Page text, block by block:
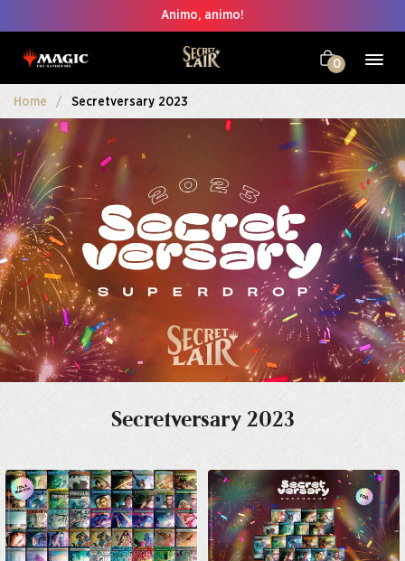
Animo, animo!
0
Home Secretversary 2023
Secretversary 2023